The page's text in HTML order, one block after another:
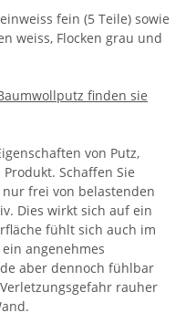
fein (5 Teile) sowie
weiss, Flocken grau und
finden sie
von Putz,
Schaffen Sie
frei von belastenden
Dies wirkt sich auf ein
fühlt sich auch im
angenehmes
aber dennoch fühlbar
rauher